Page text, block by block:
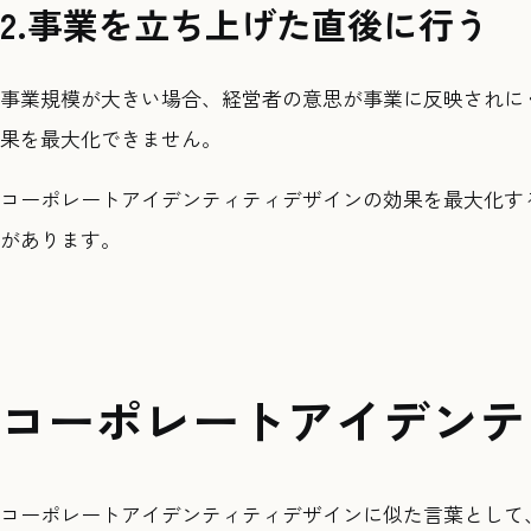
2.事業を立ち上げた直後に行う
事業規模が大きい場合、経営者の意思が事業に反映され
果を最大化できません。
コーポレートアイデンティティデザインの効果を最大化
があります。
コーポレートアイデン
コーポレートアイデンティティデザインに似た言葉とし